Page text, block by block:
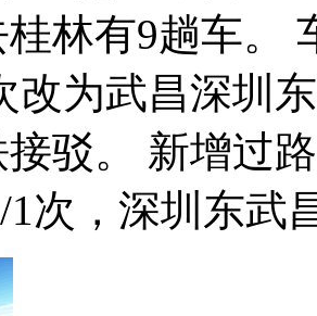
林有9趟车。
改为武昌深圳
驳。 新增过
1次，深圳东武